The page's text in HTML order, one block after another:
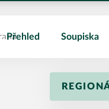
Přehled Soupiska